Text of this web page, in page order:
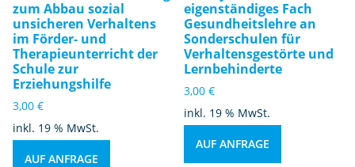
zum Abbau sozial
unsicheren Verhaltens
im Förder- und
Therapieunterricht der
Schule zur
Erziehungshilfe
3,00 €
inkl. 19 % MwSt.
AUF ANFRAGE
eigenständiges Fach
Gesundheitslehre an
Sonderschulen für
Verhaltensgestörte und
Lernbehinderte
3,00€
inkl. 19 % MwSt.
AUF ANFRAGE